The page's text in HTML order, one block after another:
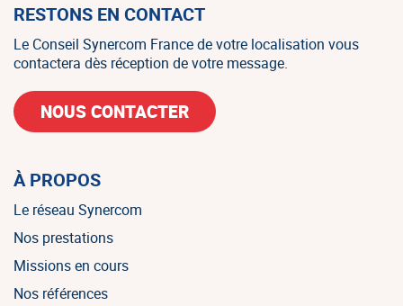
RESTONS EN CONTACT
Le Conseil Synercom France de votre localisation vous
contactera dès réception de votre message.
NOUS CONTACTER
À PROPOS
Le réseau Synercom
Nos prestations
Missions en cours
Nos références